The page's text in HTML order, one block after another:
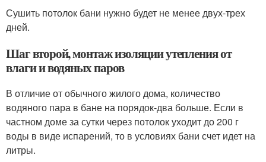
Сушить потолок бани нужно будет не менее двух-трех
дней.
Шаг второй, монтаж изоляции утепления от
влаги и водяных паров
В отличие от обычного жилого дома, количество
водяного пара в бане на порядок-два больше. Если в
частном доме за сутки через потолок уходит до 200 г
воды в виде испарений, то в условиях бани счет идет на
литры.